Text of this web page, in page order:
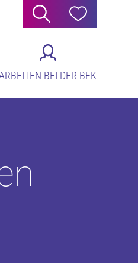
Suche Hilfe
BEI DER BEK